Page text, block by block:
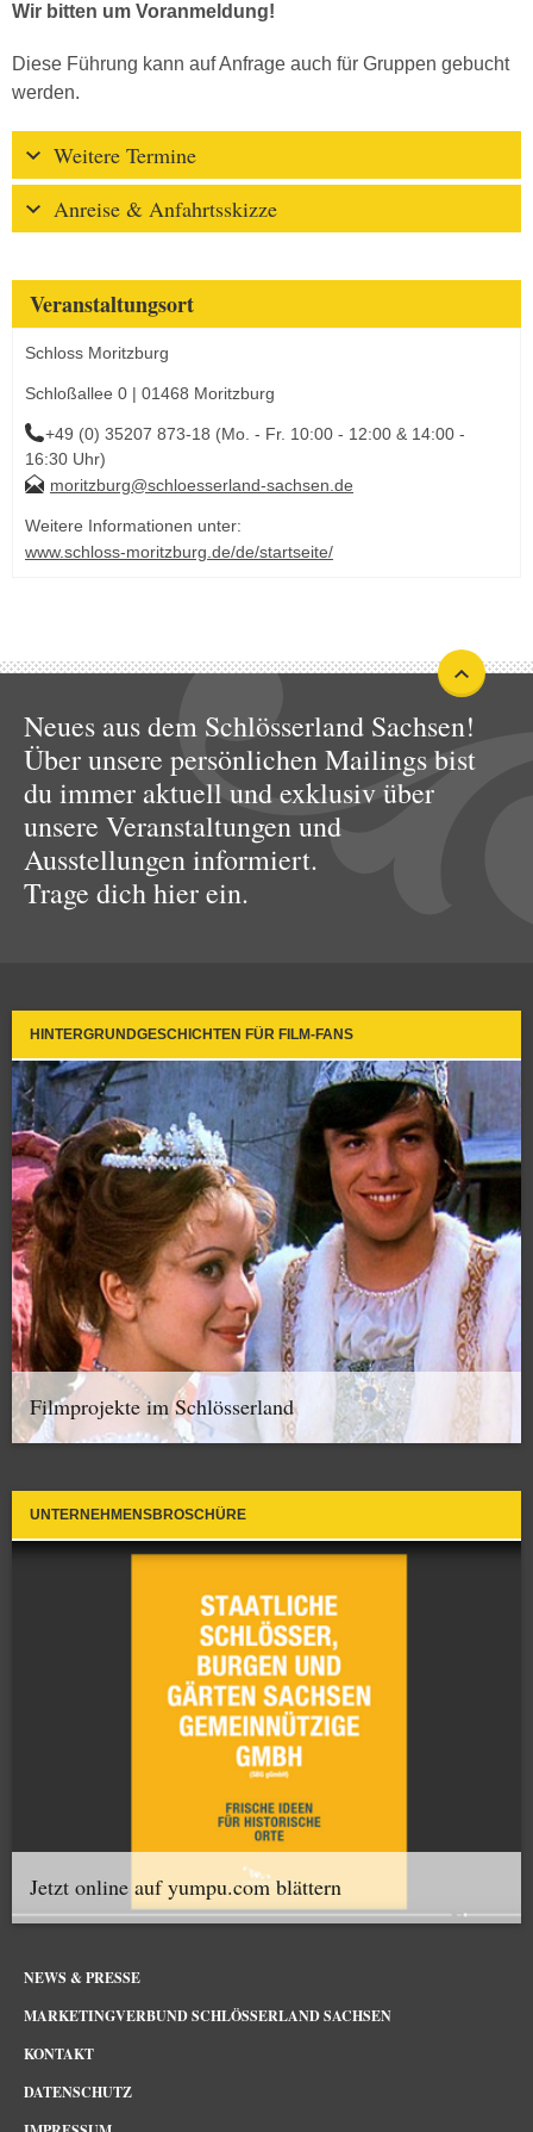
Wir bitten um Voranmeldung!
Diese Führung kann auf Anfrage auch für Gruppen gebucht
werden.
Weitere Termine
Anreise & Anfahrtsskizze
Veranstaltungsort
Schloss Moritzburg
Schloßallee 0 | 01468 Moritzburg
+49 (0) 35207 873-18 (Mo. - Fr. 10:00 - 12:00 & 14:00 -
16:30 Uhr)
moritzburg@schloesserland-sachsen.de
Weitere Informationen unter:
www.schloss-moritzburg.de/de/startseite/
Neues aus dem Schlösserland Sachsen!
Über unsere persönlichen Mailings bist
du immer aktuell und exklusiv über
unsere Veranstaltungen und
Ausstellungen informiert.
Trage dich hier ein.
HINTERGRUNDGESCHICHTEN FÜR FILM-FANS
Filmprojekte im Schlösserland
UNTERNEHMENSBROSCHÜRE
Jetzt online auf yumpu.com blättern
NEWS & PRESSE
MARKETINGVERBUND SCHLÖSSERLAND SACHSEN
KONTAKT
DATENSCHUTZ